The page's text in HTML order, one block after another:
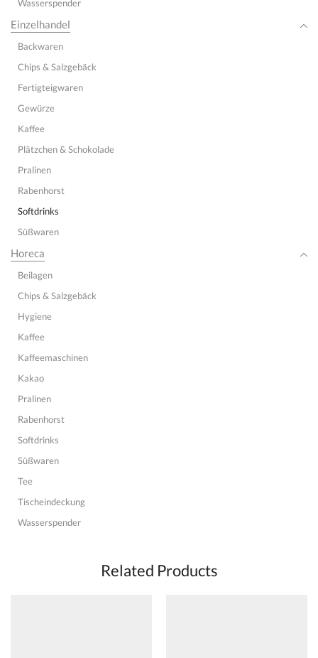
Wasserspender
Einzelhandel
Backwaren
Chips & Salzgebäck
Fertigteigwaren
Gewürze
Kaffee
Plätzchen & Schokolade
Pralinen
Rabenhorst
Softdrinks
Süßwaren
Horeca
Beilagen
Chips & Salzgebäck
Hygiene
Kaffee
Kaffeemaschinen
Kakao
Pralinen
Rabenhorst
Softdrinks
Süßwaren
Tee
Tischeindeckung
Wasserspender
Related Products